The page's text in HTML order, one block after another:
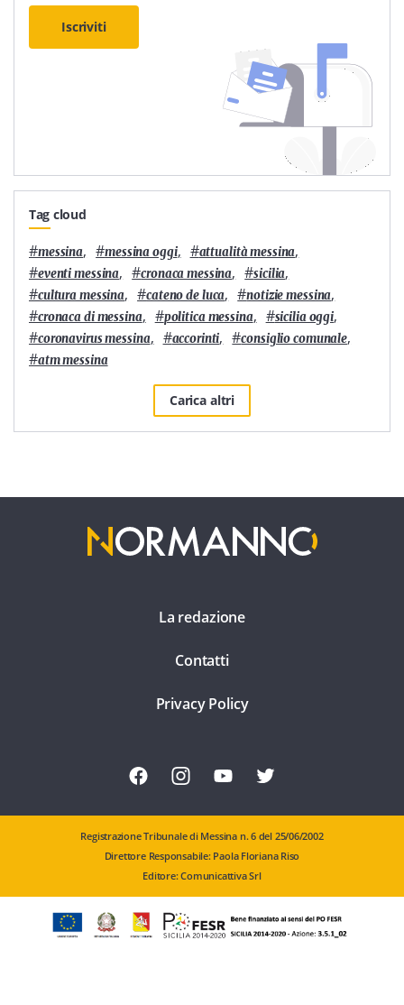
Iscriviti
Tag cloud
#messina, #messina oggi, #attualità messina,
#eventi messina, #cronaca messina, #sicilia,
#cultura messina, #cateno de luca, #notizie messina,
#cronaca di messina, #politica messina, #sicilia oggi,
#coronavirus messina, #accorinti, #consiglio comunale,
#atm messina
Carica altri
La redazione
Contatti
Privacy Policy
Registrazione Tribunale di Messina n. 6 del 25/06/2002
Direttore Responsabile: Paola Floriana Riso
Editore: Comunicattiva Srl